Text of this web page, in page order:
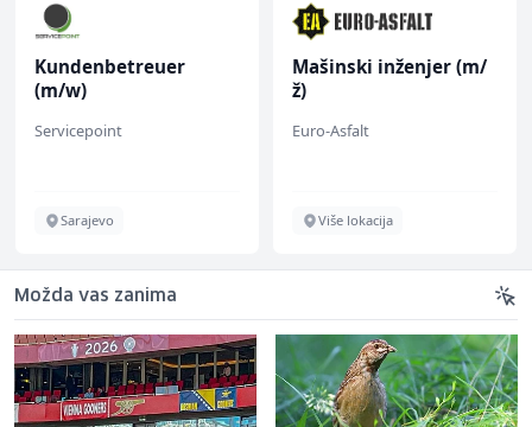
Kundenbetreuer
(m/w)
Servicepoint
Sarajevo
Mašinski inženjer (m/
ž)
Euro-Asfalt
Više lokacija
Možda vas zanima